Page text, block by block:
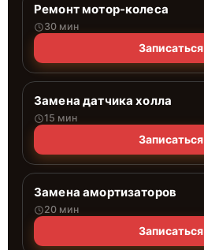
Ремонт мотор-колеса
30 мин
Записаться
Замена датчика холла
15 мин
Записаться
Замена амортизаторов
20 мин
Записаться